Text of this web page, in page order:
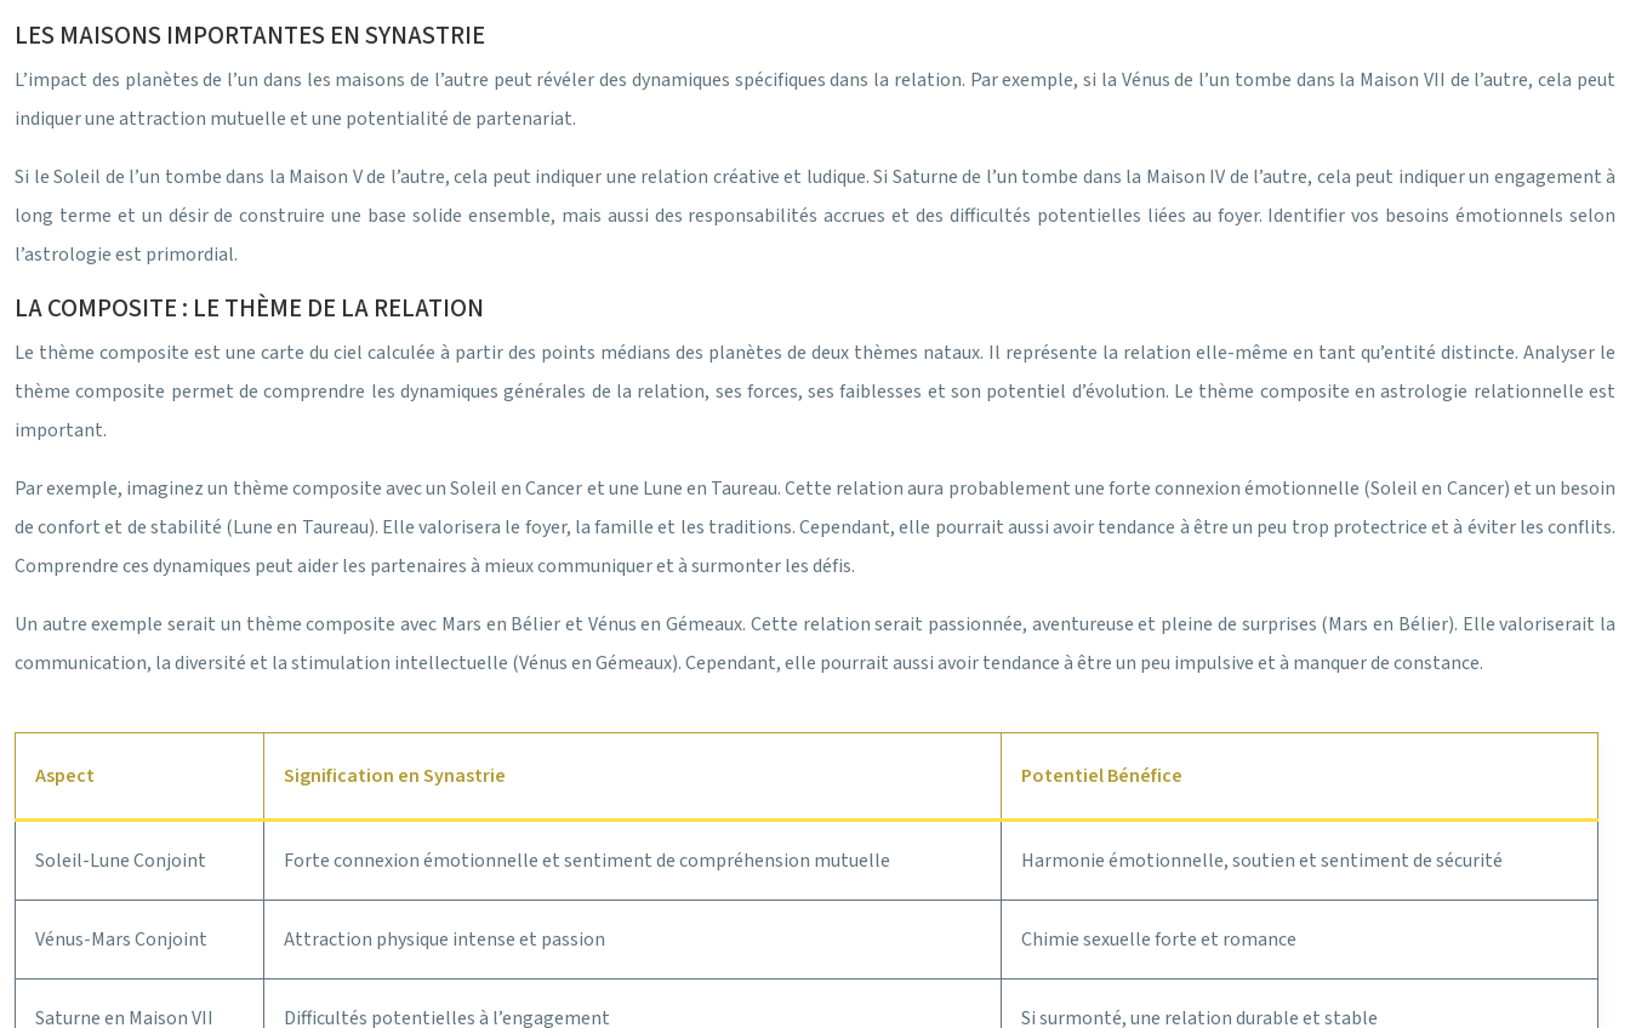
LES MAISONS IMPORTANTES EN SYNASTRIE
L’impact des planètes de l’un dans les maisons de l’autre peut révéler des dynamiques spécifiques dans la relation. Par exemple, si la Vénus de l’un tombe dans la Maison VII de l’autre, cela peut
indiquer une attraction mutuelle et une potentialité de partenariat.
Si le Soleil de l’un tombe dans la Maison V de l’autre, cela peut indiquer une relation créative et ludique. Si Saturne de l’un tombe dans la Maison IV de l’autre, cela peut indiquer un engagement à
long terme et un désir de construire une base solide ensemble, mais aussi des responsabilités accrues et des difficultés potentielles liées au foyer. Identifier vos besoins émotionnels selon
l’astrologie est primordial.
LA COMPOSITE : LE THÈME DE LA RELATION
Le thème composite est une carte du ciel calculée à partir des points médians des planètes de deux thèmes nataux. Il représente la relation elle-même en tant qu’entité distincte. Analyser le
thème composite permet de comprendre les dynamiques générales de la relation, ses forces, ses faiblesses et son potentiel d’évolution. Le thème composite en astrologie relationnelle est
important.
Par exemple, imaginez un thème composite avec un Soleil en Cancer et une Lune en Taureau. Cette relation aura probablement une forte connexion émotionnelle (Soleil en Cancer) et un besoin
de confort et de stabilité (Lune en Taureau). Elle valorisera le foyer, la famille et les traditions. Cependant, elle pourrait aussi avoir tendance à être un peu trop protectrice et à éviter les conflits.
Comprendre ces dynamiques peut aider les partenaires à mieux communiquer et à surmonter les défis.
Un autre exemple serait un thème composite avec Mars en Bélier et Vénus en Gémeaux. Cette relation serait passionnée, aventureuse et pleine de surprises (Mars en Bélier). Elle valoriserait la
communication, la diversité et la stimulation intellectuelle (Vénus en Gémeaux). Cependant, elle pourrait aussi avoir tendance à être un peu impulsive et à manquer de constance.
Aspect Signification en Synastrie Potentiel Bénéfice
Soleil-Lune Conjoint Forte connexion émotionnelle et sentiment de compréhension mutuelle Harmonie émotionnelle, soutien et sentiment de sécurité
Vénus-Mars Conjoint Attraction physique intense et passion Chimie sexuelle forte et romance
Saturne en Maison VII Difficultés potentielles à l’engagement Si surmonté, une relation durable et stable